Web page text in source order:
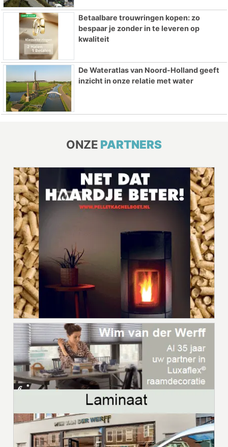
Betaalbare trouwringen kopen: zo
bespaar je zonder in te leveren op
kwaliteit
De Wateratlas van Noord-Holland geeft
inzicht in onze relatie met water
ONZE PARTNERS